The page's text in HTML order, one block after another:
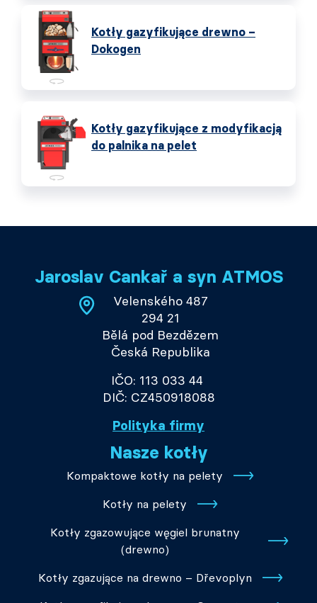
Kotły gazyfikujące drewno –
Dokogen
Kotły gazyfikujące z modyfikacją
do palnika na pelet
Jaroslav Cankař a syn ATMOS
Velenského 487
294 21
Bělá pod Bezdězem
Česká Republika
IČO: 113 033 44
DIČ: CZ450918088
Polityka firmy
Nasze kotły
Kompaktowe kotły na pelety
Kotły na pelety
Kotły zgazowujące węgiel brunatny
(drewno)
Kotły zgazujące na drewno – Dřevoplyn